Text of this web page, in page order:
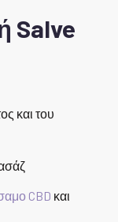
Salve
και του
CBD και